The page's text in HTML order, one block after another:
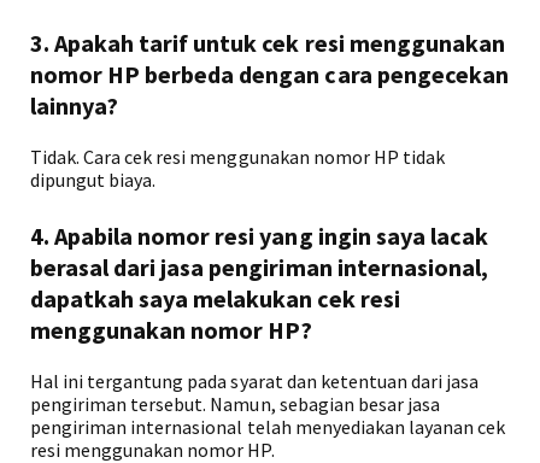
3. Apakah tarif untuk cek resi menggunakan
nomor HP berbeda dengan cara pengecekan
lainnya?
Tidak. Cara cek resi menggunakan nomor HP tidak
dipungut biaya.
4. Apabila nomor resi yang ingin saya lacak
berasal dari jasa pengiriman internasional,
dapatkah saya melakukan cek resi
menggunakan nomor HP?
Hal ini tergantung pada syarat dan ketentuan dari jasa
pengiriman tersebut. Namun, sebagian besar jasa
pengiriman internasional telah menyediakan layanan cek
resi menggunakan nomor HP.